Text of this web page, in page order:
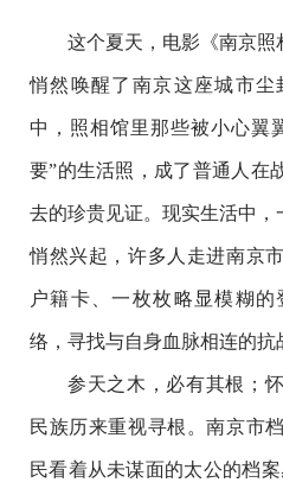
这个夏天，电影《南京照
悄然唤醒了南京这座城市
中，照相馆里那些被小心翼
要”的生活照，成了普通人在
去的珍贵见证。现实生活中，
悄然兴起，许多人走进南京
户籍卡、一枚枚略显模糊
络，寻找与自身血脉相连的抗
参天之木，必有其根；
民族历来重视寻根。南京市
民看着从未谋面的太公的档